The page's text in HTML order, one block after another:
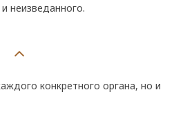
неизведанного.
конкретного органа, но и